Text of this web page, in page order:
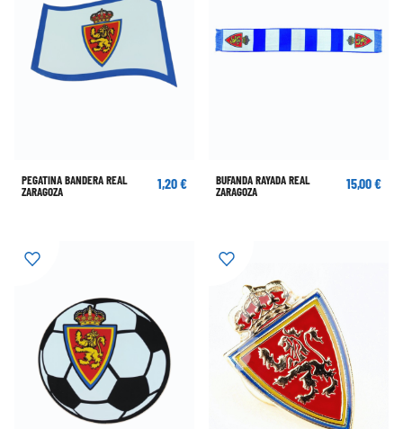
PEGATINA BANDERA REAL
ZARAGOZA
1,20 €
BUFANDA RAYADA REAL
ZARAGOZA
15,00 €